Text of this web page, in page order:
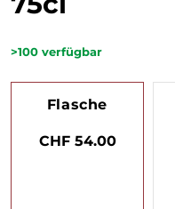
>100 verfügbar
Flasche
CHF 54.00